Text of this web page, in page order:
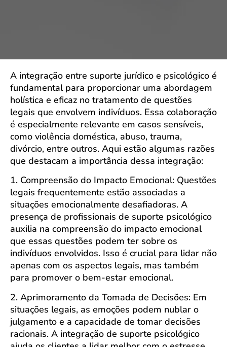
A integração entre suporte jurídico e psicológico é
fundamental para proporcionar uma abordagem
holística e eficaz no tratamento de questões
legais que envolvem indivíduos. Essa colaboração
é especialmente relevante em casos sensíveis,
como violência doméstica, abuso, trauma,
divórcio, entre outros. Aqui estão algumas razões
que destacam a importância dessa integração:
1. Compreensão do Impacto Emocional: Questões
legais frequentemente estão associadas a
situações emocionalmente desafiadoras. A
presença de profissionais de suporte psicológico
auxilia na compreensão do impacto emocional
que essas questões podem ter sobre os
indivíduos envolvidos. Isso é crucial para lidar não
apenas com os aspectos legais, mas também
para promover o bem-estar emocional.
2. Aprimoramento da Tomada de Decisões: Em
situações legais, as emoções podem nublar o
julgamento e a capacidade de tomar decisões
racionais. A integração de suporte psicológico